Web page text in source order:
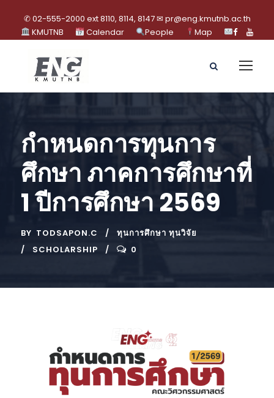
✆ 02-555-2000 ext 8110, 8114, 8147 ✉ pr@eng.kmutnb.ac.th
KMUTNB
Calendar People Map
กำหนดการทุนการ
ศึกษา ภาคการศึกษาที่
1 ปีการศึกษา 2569
BY TODSAPON.C
ทุนการศึกษา ทุนวิจัย
SCHOLARSHIP
0